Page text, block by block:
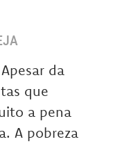
da
que
a pena
A pobreza